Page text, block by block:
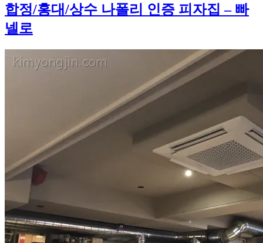
식
프
의
목
이
일
자
고
리
합정/홍대/상수 나폴리 인증 피자집 – 빠
넬로